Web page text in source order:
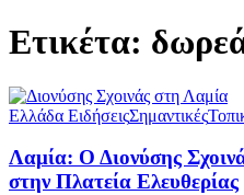
Ετικέτα:
Ελλάδα ΕιδήσειςΣημαντικές
Λαμία: Ο Διονύσης
στην Πλατεία Ελευθερίας